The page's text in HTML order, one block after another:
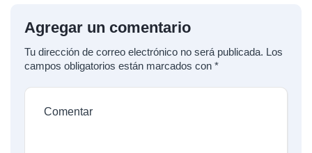
Agregar un comentario
Tu dirección de correo electrónico no será publicada. Los
campos obligatorios están marcados con *